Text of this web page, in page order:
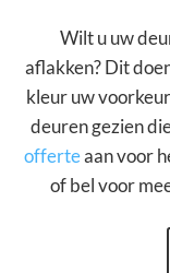
Wilt u uw
aflakken? Dit
kleur uw
deuren gezien
offerteaan voor
of bel voor